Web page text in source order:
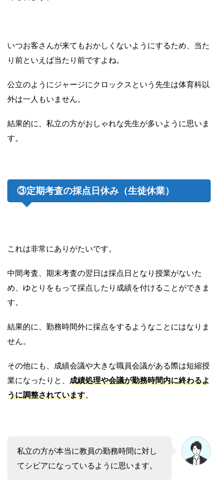
いつお客さんが来てもおかしくないようにするため、当た
り前といえば当たり前ですよね。
公立のようにジャージにクロックスという先生は体育科以
外は一人もいません。
結果的に、私立の方がおしゃれな先生が多いように思いま
す。
③定期考査の採点日休み（生徒休業）
これは非常にありがたいです。
中間考査、期末考査の翌日は採点日となり授業がないた
め、ゆとりをもって採点したり成績を付けることができま
す。
結果的に、勤務時間外に採点をするようなことにはなりま
せん。
その他にも、成績会議や大きな職員会議がある際は短縮授
業になったりと、 成績処理や会議が勤務時間内に終わるよ
うに調整されています。
私立の方が本当に教員の勤務時間に対し
てシビアになっているように思います。